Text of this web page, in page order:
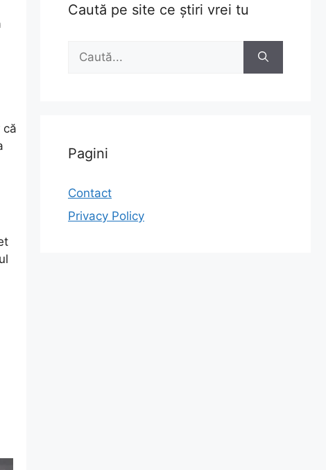
că
Caută pe site ce știri vrei tu
după:
Pagini
Contact
Privacy Policy